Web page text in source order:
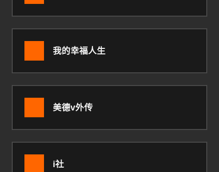
我的幸福人生
美德v外传
i社